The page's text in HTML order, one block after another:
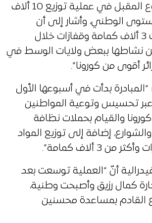
ستنطلق الأسبوع المقبل في عملية توزيع 10 ألاف
الوطني، وأشار إلى أن
الفيديرالية وزعت 3 ألاف كمامة وقفازات خلال
من نشاطها ببعض ولايات الوسط في
أقوى من كورونا”.
بدأت في أسبوعها الأول
تحسيس وتوعية المواطنين
والقيام بحملات نظافة
إضافة إلى توزيع المواد
من 3 ألاف كمامة”.
أنّ “العملية توسعت بعد
كمال رزيق وأصبحت وطنية،
القادم بمساعدة محسنين